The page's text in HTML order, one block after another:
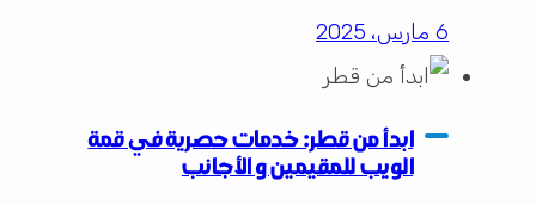
6 مارس، 2025
ابدأ من قطر: خدمات حصرية في قمة
الويب للمقيمين و الأجانب